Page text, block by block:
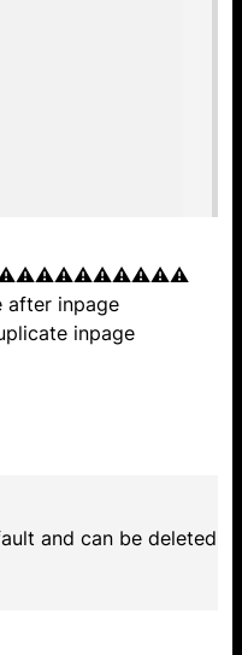
after inpage
inpage
and can be deleted